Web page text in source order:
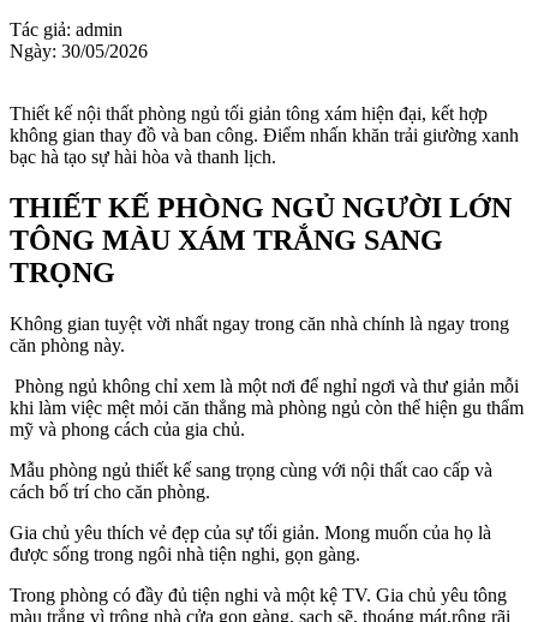
Tác giả: admin
Ngày: 30/05/2026
Thiết kế nội thất phòng ngủ tối giản tông xám hiện đại, kết hợp
không gian thay đồ và ban công. Điểm nhấn khăn trải giường xanh
bạc hà tạo sự hài hòa và thanh lịch.
THIẾT KẾ PHÒNG NGỦ NGƯỜI LỚN
TÔNG MÀU XÁM TRẮNG SANG
TRỌNG
Không gian tuyệt vời nhất ngay trong căn nhà chính là ngay trong
căn phòng này.
Phòng ngủ không chỉ xem là một nơi để nghỉ ngơi và thư giản mỗi
khi làm việc mệt mỏi căn thẳng mà phòng ngủ còn thể hiện gu thẩm
mỹ và phong cách của gia chủ.
Mẫu phòng ngủ thiết kế sang trọng cùng với nội thất cao cấp và
cách bố trí cho căn phòng.
Gia chủ yêu thích vẻ đẹp của sự tối giản. Mong muốn của họ là
được sống trong ngôi nhà tiện nghi, gọn gàng.
Trong phòng có đầy đủ tiện nghi và một kệ TV. Gia chủ yêu tông
màu trắng vì trông nhà cửa gọn gàng, sạch sẽ, thoáng mát,rộng rãi